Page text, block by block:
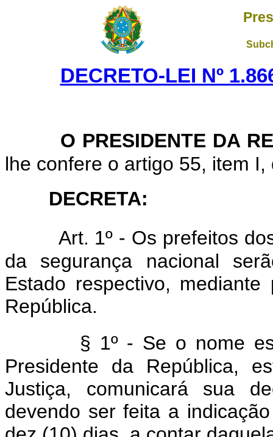
DECRETO-LEI Nº
O PRESIDENTE DA
lhe confere o artigo 55, item
DECRETA:
Art. 1º - Os prefeitos
da segurança nacional
Estado respectivo,
República.
§ 1º - Se o nome
Presidente da República,
Justiça, comunicará sua
devendo ser feita a